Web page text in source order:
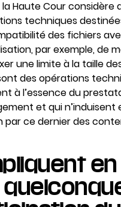
Haute Cour considère
techniques
des fichiers
par exemple, de
une limite à la taille
des opérations
à l’essence du
et qui n’induisent
par ce dernier des